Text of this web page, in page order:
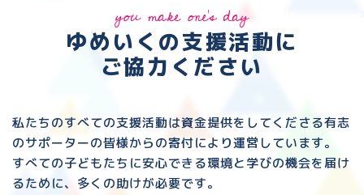
you make one's day
ゆめいくの支援活動に
ご協力ください
私たちのすべての支援活動は資金提供をしてくださる有志
のサポーターの皆様からの寄付により運営しています。
すべての子どもたちに安心できる環境と 学びの機会を届け
るために、多くの助けが必要です。